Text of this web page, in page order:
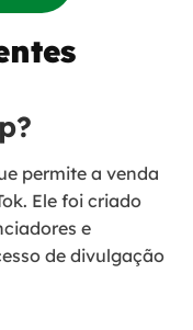
permite a venda
Ele foi criado
e
de divulgação